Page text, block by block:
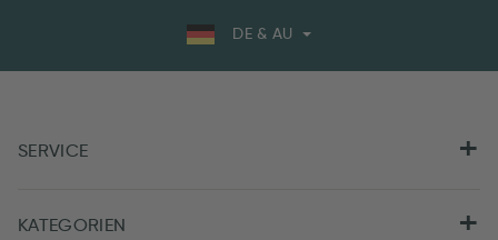
DE & AU
SERVICE
KATEGORIEN